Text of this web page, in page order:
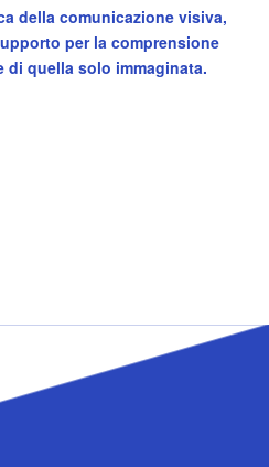
della comunicazione visiva,
per la comprensione
di quella solo immaginata.